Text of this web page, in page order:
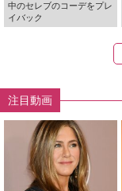
中のセレブのコーデをプレ
イバック
注目動画